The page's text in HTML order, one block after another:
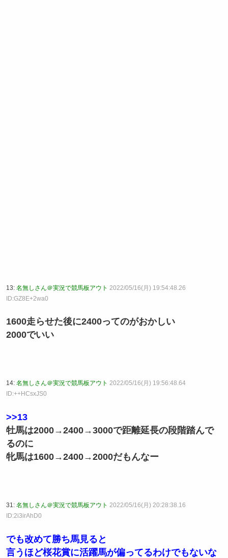
13: 名無しさん＠実況で競馬板アウト 2022/05/16(月) 19:54:48.26
ID:GZ8E+2wa0
1600走らせた後に2400ってのがおかしい
2000でいい
14: 名無しさん＠実況で競馬板アウト 2022/05/16(月) 19:56:48.64
ID:++HCsxJS0
>>13
牡馬は2000→2400→3000で距離延長の段階踏んで
るのに
牝馬は1600→2400→2000だもんなー
31: 名無しさん＠実況で競馬板アウト 2022/05/16(月) 20:28:38.16
ID:2i3irAhD0
でも改めて勝ち馬見ると
言うほど桜花賞に活躍馬が偏ってるわけでもないな